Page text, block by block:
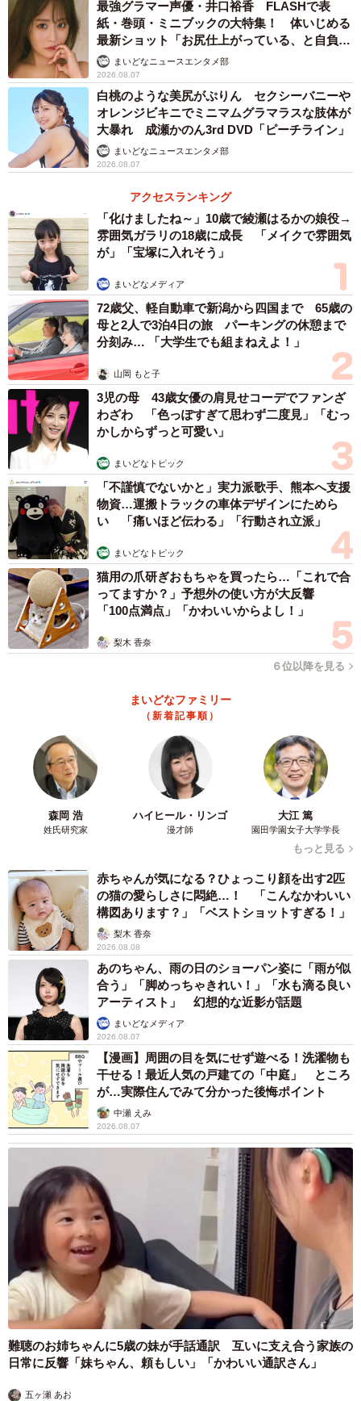
最強グラマー声優・井口裕香 FLASHで表
紙・巻頭・ミニブックの大特集！ 体いじめる
最新ショット「お尻仕上がっている、と自負し
ています」「いくつになっても理想の身体でい
たい」
まいどなニュースエンタメ部
2026.08.07
白桃のような美尻がぷりん セクシーバニーや
オレンジビキニでミニマムグラマラスな肢体が
大暴れ 成瀬かのん3rd DVD「ピーチライン」
まいどなニュースエンタメ部
2026.08.07
アクセスランキング
「化けましたね～」10歳で綾瀬はるかの娘役→
雰囲気ガラリの18歳に成長 「メイクで雰囲気
が」「宝塚に入れそう」
まいどなメディア
72歳父、軽自動車で新潟から四国まで 65歳の
母と2人で3泊4日の旅 パーキングの休憩まで
分刻み… 「大学生でも組まねえよ！」
山岡 もと子
3児の母 43歳女優の肩見せコーデでファンざ
わざわ 「色っぽすぎて思わず二度見」「むっ
かしからずっと可愛い」
まいどなトピック
「不謹慎でないかと」実力派歌手、熊本へ支援
物資…運搬トラックの車体デザインにためら
い 「痛いほど伝わる」「行動され立派」
まいどなトピック
猫用の爪研ぎおもちゃを買ったら…「これで合
ってますか？」予想外の使い方が大反響
「100点満点」「かわいいからよし！」
梨木 香奈
６位以降を見る
まいどなファミリー
（新着記事順）
森岡 浩
姓氏研究家
ハイヒール・リンゴ
漫才師
大江 篤
園田学園女子大学学長
もっと見る
赤ちゃんが気になる？ひょっこり顔を出す2匹
の猫の愛らしさに悶絶…！ 「こんなかわいい
構図あります？」「ベストショットすぎる！」
梨木 香奈
2026.08.08
あのちゃん、雨の日のショーパン姿に「雨が似
合う」「脚めっちゃきれい！」「水も滴る良い
アーティスト」 幻想的な近影が話題
まいどなメディア
2026.08.07
【漫画】周囲の目を気にせず遊べる！洗濯物も
干せる！最近人気の戸建ての「中庭」 ところ
が…実際住んでみて分かった後悔ポイント
中瀬 えみ
2026.08.07
難聴のお姉ちゃんに5歳の妹が手話通訳 互いに支え合う家族の
日常に反響「妹ちゃん、頼もしい」「かわいい通訳さん」
五ヶ瀬 あお